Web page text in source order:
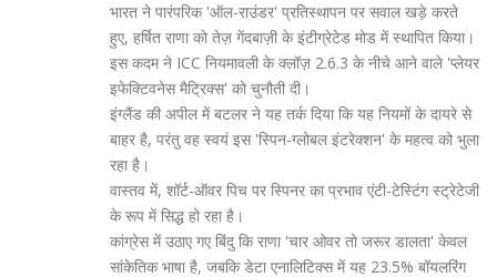
भारत ने पारंपरिक 'ऑल-राउंडर' प्रतिस्थापन पर सवाल खड़े करते
हुए, हर्षित राणा को तेज़ गेंदबाज़ी के इंटीग्रेटेड मोड में स्थापित किया।
इस कदम ने ICC नियमावली के क्लॉज़ 2.6.3 के नीचे आने वाले 'प्लेयर
इफेक्टिवनेस मैट्रिक्स' को चुनौती दी।
इंग्लैंड की अपील में बटलर ने यह तर्क दिया कि यह नियमों के दायरे से
बाहर है, परंतु वह स्वयं इस 'स्पिन-ग्लोबल इंटरेक्शन' के महत्व को भुला
रहा है।
वास्तव में, शॉर्ट-ऑवर पिच पर स्पिनर का प्रभाव एंटी-टेस्टिंग स्ट्रेटेजी
के रूप में सिद्ध हो रहा है।
कांग्रेस में उठाए गए बिंदु कि राणा 'चार ओवर तो जरूर डालता' केवल
सांकेतिक भाषा है, जबकि डेटा एनालिटिक्स में यह 23.5% बॉयलरिंग